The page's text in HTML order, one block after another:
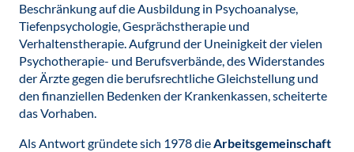
Beschränkung auf die Ausbildung in Psychoanalyse,
Tiefenpsychologie, Gesprächstherapie und
Verhaltenstherapie. Aufgrund der Uneinigkeit der vielen
Psychotherapie- und Berufsverbände, des Widerstandes
der Ärzte gegen die berufsrechtliche Gleichstellung und
den finanziellen Bedenken der Krankenkassen, scheiterte
das Vorhaben.
Als Antwort gründete sich 1978 dieArbeitsgemeinschaft